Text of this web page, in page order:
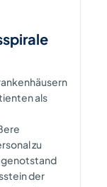
als
zu
der